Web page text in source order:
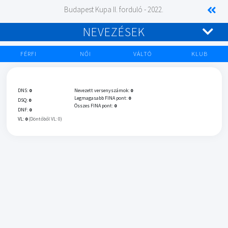
Budapest Kupa II. forduló - 2022.
NEVEZÉSEK
FÉRFI NŐI VÁLTÓ KLUB
DNS: 0
DSQ: 0
DNF: 0
VL: 0 (Döntőből VL: 0)
Nevezett versenyszámok: 0
Legmagasabb FINA pont: 0
Összes FINA pont: 0